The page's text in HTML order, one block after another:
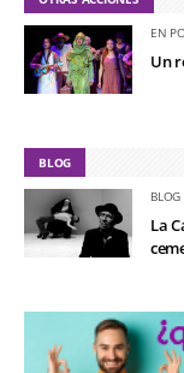
EN
Un
BLOG
BLOG
La